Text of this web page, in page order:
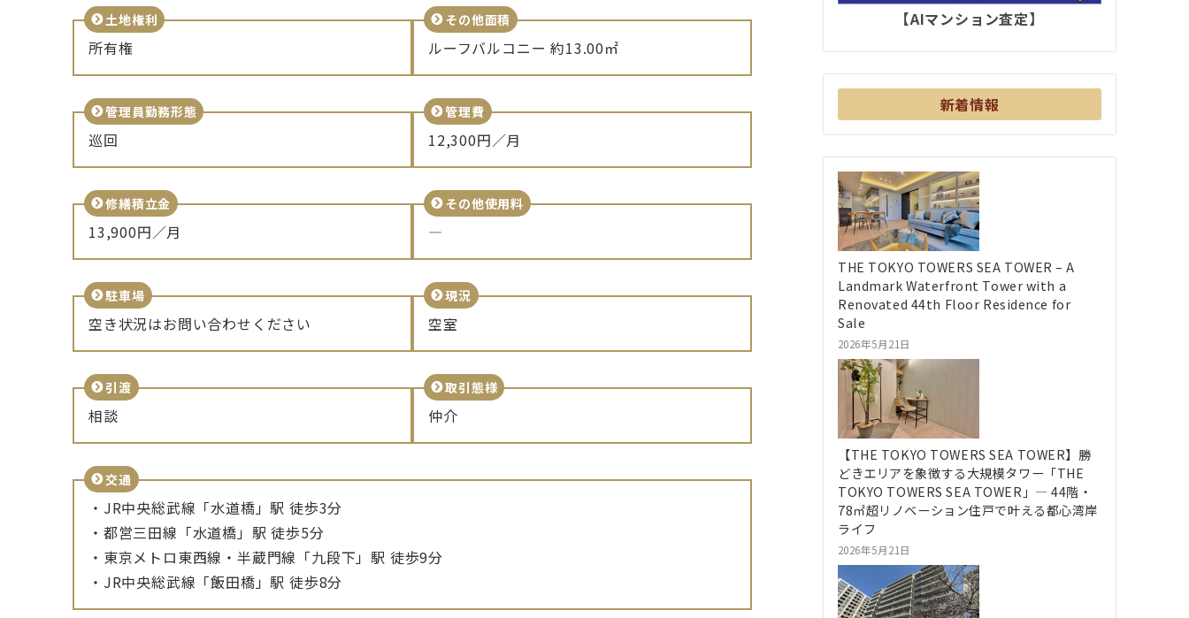
土地権利
所有権
その他面積
ルーフバルコニー 約13.00㎡
管理員勤務形態
巡回
管理費
12,300円／月
修繕積立金
13,900円／月
その他使用料
―
駐車場
空き状況はお問い合わせください
現況
空室
引渡
相談
取引態様
仲介
交通
・JR中央総武線「水道橋」駅 徒歩3分
・都営三田線「水道橋」駅 徒歩5分
・東京メトロ東西線・半蔵門線「九段下」駅 徒歩9分
・JR中央総武線「飯田橋」駅 徒歩8分
【AIマンション査定】
新着情報
THE TOKYO TOWERS SEA TOWER – A
Landmark Waterfront Tower with a
Renovated 44th Floor Residence for
Sale
2026年5月21日
【THE TOKYO TOWERS SEA TOWER】勝
どきエリアを象徴する大規模タワー「THE
TOKYO TOWERS SEA TOWER」― 44階・
78㎡超リノベーション住戸で叶える都心湾岸
ライフ
2026年5月21日